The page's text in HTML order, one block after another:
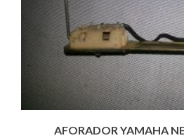
AFORADOR YAMAHA